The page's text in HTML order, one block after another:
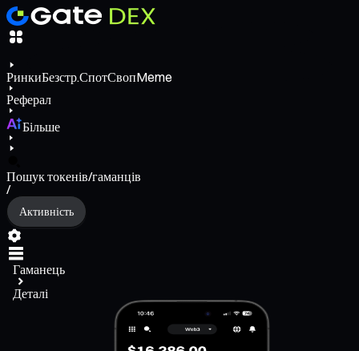
РинкиБезстр.СпотСвопMeme
Реферал
Більше
Пошук токенів/гаманців
/
Активність
Гаманець
Деталі